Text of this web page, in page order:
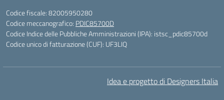
Codice fiscale: 82005950280
Codice meccanografico: PDIC85700D
Codice Indice delle Pubbliche Amministrazioni (IPA): istsc_pdic85700d
Codice unico di fatturazione (CUF): UF3LIQ
Idea e progetto di Designers Italia